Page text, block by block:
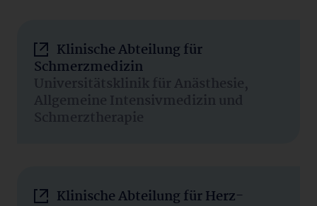
Klinische Abteilung für
Schmerzmedizin
Universitätsklinik für Anästhesie,
Allgemeine Intensivmedizin und
Schmerztherapie
Klinische Abteilung für Herz-